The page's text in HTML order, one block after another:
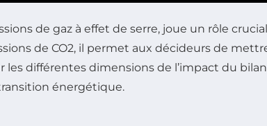
de gaz à effet de serre, joue un rôle
de CO2, il permet aux décideurs de
différentes dimensions de l’impact du
énergétique.